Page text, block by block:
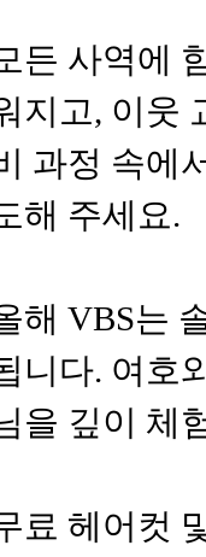
든 사역에
지고, 이웃
과정 속에
해 주세요.
해 VBS는
니다. 여호
을 깊이 체
료 헤어컷